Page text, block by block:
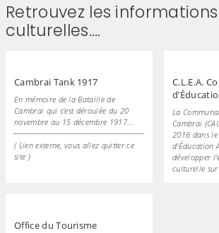
Retrouvez les informations
culturelles....
Cambrai Tank 1917
En mémoire de la Bataille de
Cambrai qui s'est déroulée du 20
novembre au 15 décembre 1917...
( Lien externe, vous allez quitter ce
site )
C.L.E.A.
La
Cambrai
2016 dans
d’Éducation
développer
culturelle
Office du Tourisme